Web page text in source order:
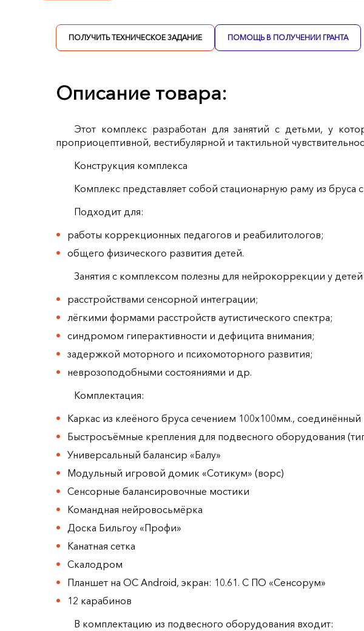
ПОЛУЧИТЬ ТЕХНИЧЕСКОЕ ЗАДАНИЕ ПОМОЩЬ В ПОЛУЧЕНИИ ГРАНТА
Описание товара:
Этот комплекс разработан для занятий с детьми, у
проприоцептивной, вестибулярной и тактильной
Конструкция комплекса
Комплекс представляет собой стационарную раму из
Подходит для:
работы коррекционных педагогов и реабилитологов;
общего физического развития детей.
Занятия с комплексом полезны для нейрокоррекции у детей
расстройствами сенсорной интеграции;
лёгкими формами расстройств аутистического спектра;
синдромом гиперактивности и дефицита внимания;
задержкой моторного и психомоторного развития;
неврозоподобными состояниями и др.
Комплектация:
Каркас из клеёного бруса сечением 100х100мм.,
Быстросъёмные крепления для подвесного оборудования
Универсальный балансир «Балу»
Модульный игровой домик «Сотикум» (ворс)
Сенсорные балансировочные мостики
Командная нейровосьмёрка
Доска Бильгоу «Профи»
Канатная сетка
Скалодром
Планшет на ОС Android, экран: 10.61. С ПО «Сенсорум»
12 карабинов
В комплектацию из подвесного оборудования входит: